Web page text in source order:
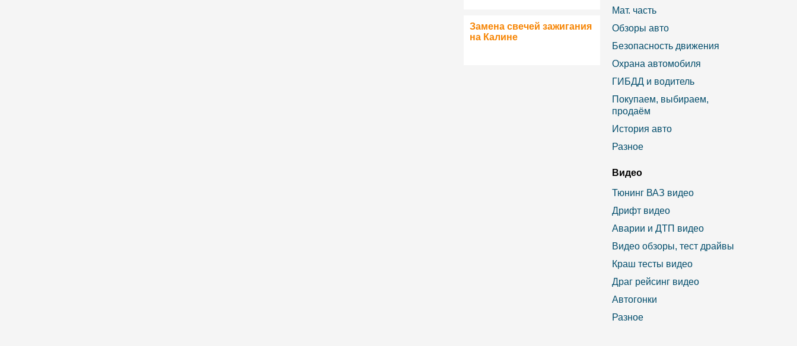
Замена свечей зажигания
на Калине
Мат. часть
Обзоры авто
Безопасность движения
Охрана автомобиля
ГИБДД и водитель
Покупаем, выбираем,
продаём
История авто
Разное
Видео
Тюнинг ВАЗ видео
Дрифт видео
Аварии и ДТП видео
Видео обзоры, тест драйвы
Краш тесты видео
Драг рейсинг видео
Автогонки
Разное